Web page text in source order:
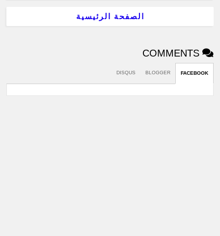
الصفحة الرئيسية
COMMENTS
FACEBOOK
BLOGGER
DISQUS